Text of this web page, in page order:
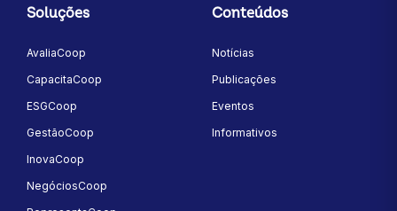
Soluções
AvaliaCoop
CapacitaCoop
ESGCoop
GestãoCoop
InovaCoop
NegóciosCoop
Conteúdos
Notícias
Publicações
Eventos
Informativos